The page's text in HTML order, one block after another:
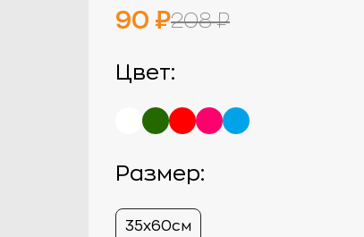
90 ₽208 ₽
Цвет:
Размер:
35х60см